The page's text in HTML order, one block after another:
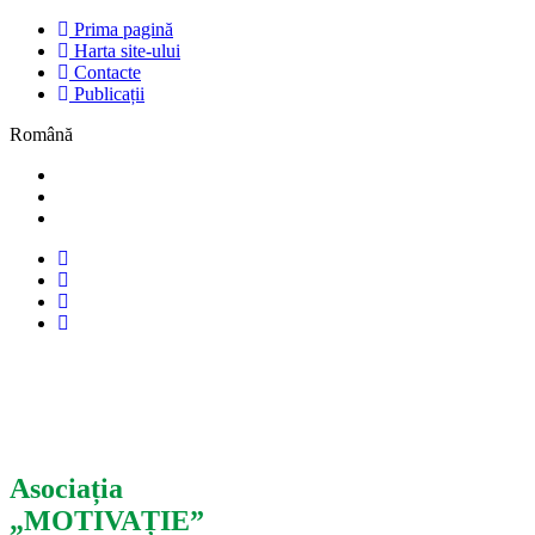
Prima pagină
Harta site-ului
Contacte
Publicații
Română
Asociația
„MOTIVAȚIE”